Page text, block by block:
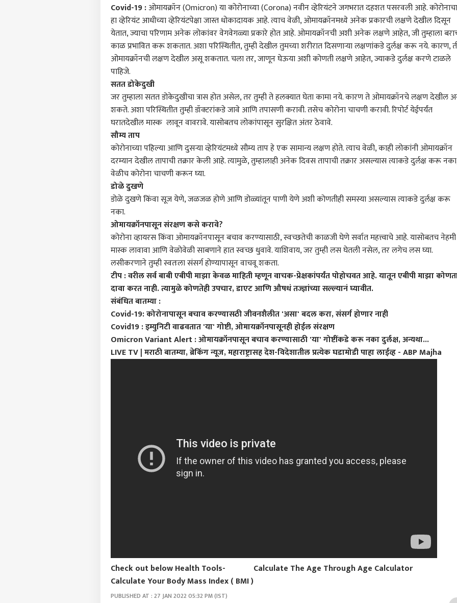
Covid-19 :ओमायक्रॉन (Omicron)या कोरोनाच्या (Corona) नवीन व्हेरियंटने जगभरात दहशत पसरवली आहे. कोरोनाचा
हा व्हेरियंट आधीच्या व्हेरियंटपेक्षा जास्त धोकादायक आहे. त्याच वेळी, ओमायक्रॉनमध्ये अनेक प्रकारची लक्षणे देखील दिसून
येतात, ज्याचा परिणाम अनेक लोकांवर वेगवेगळ्या प्रकारे होत आहे. ओमायक्रॉनची अशी अनेक लक्षणे आहेत, जी तुम्हाला
काळ प्रभावित करू शकतात. अशा परिस्थितीत, तुम्ही देखील तुमच्या शरीरात दिसणार्‍या लक्षणांकडे दुर्लक्ष करू नये. कारण,
ओमायक्रॉनची लक्षण देखील असू शकतात. चला तर, जाणून घेऊया अशी कोणती लक्षणे आहेत, ज्याकडे दुर्लक्ष करणे टाळले
पाहिजे.
सतत डोकेदुखी
जर तुम्हाला सतत डोकेदुखीचा त्रास होत असेल, तर तुम्ही ते हलक्यात घेता कामा नये. कारण तेओमायक्रॉनचे लक्षण देखील
शकते. अशा परिस्थितीत तुम्ही डॉक्टरांकडे जावे आणि तपासणी करावी. तसेच कोरोना चाचणी करावी. रिपोर्ट येईपर्यंत
घरातदेखील मास्क लावून वावरावे. यासोबतच लोकांपासून सुरक्षित अंतर ठेवावे.
सौम्य ताप
कोरोनाच्या पहिल्या आणि दुसऱ्या व्हेरियंटमध्ये सौम्य ताप हे एक सामान्य लक्षण होते. त्याच वेळी, काही लोकांनी ओमायक्रॉन
दरम्यान देखील तापाची तक्रार केली आहे. त्यामुळे, तुम्हालाही अनेक दिवस तापाची तक्रार असल्यास त्याकडे दुर्लक्ष करू
वेळीच कोरोना चाचणी करून घ्या.
डोळे दुखणे
डोळे दुखणे किंवा सूज येणे, जळजळ होणे आणि डोळ्यांतून पाणी येणे अशी कोणतीही समस्या असल्यास त्याकडे दुर्लक्ष करू
नका.
ओमायक्रॉनपासून संरक्षण कसे करावे?
कोरोना व्हायरस किंवा ओमायक्रॉनपासून बचाव करण्यासाठी, स्वच्छतेची काळजी घेणे सर्वात महत्त्वाचे आहे. यासोबतच नेहमी
मास्क लावावा आणि वेळोवेळी साबणाने हात स्वच्छ धुवावे. याशिवाय, जर तुम्ही लस घेतली नसेल, तर लगेच लस घ्या.
लसीकरणाने तुम्ही स्वतःला संसर्ग होण्यापासून वाचवू शकता.
टीप : वरील सर्व बाबी एबीपी माझा केवळ माहिती म्हणून वाचक-प्रेक्षकांपर्यंत पोहोचवत आहे. यातून एबीपी माझा
दावा करत नाही. त्यामुळे कोणतेही उपचार, डाएट आणि औषधं तज्ज्ञांच्या सल्ल्यानं घ्यावीत.
संबंधित बातम्या :
Covid-19: कोरोनापासून बचाव करण्यासठी जीवनशैलीत 'असा' बदल करा, संसर्ग होणार नाही
Covid19 : इम्युनिटी वाढवतात 'या' गोष्टी, ओमायक्रॉनपासूनही होईल संरक्षण
Omicron Variant Alert : ओमायक्रॉनपासून बचाव करण्यासाठी 'या' गोष्टींकडे करू नका दुर्लक्ष, अन्यथा...
LIVE TV | मराठी बातम्या, ब्रेकिंग न्यूज,महाराष्ट्रासह देश-विदेशातील प्रत्येक घडामोडी पाहा लाईव्ह - ABP Majha
Check out below Health Tools-
Calculate Your Body Mass Index ( BMI )
Calculate The Age Through Age Calculator
PUBLISHED AT : 27 JAN 2022 05:32 PM (IST)
आमच्यासोबत जाहिरात करा
प्रायव्हसी पॉलिसी
संपर्क साधा
करिअर
फीडबॅक
आमच्याबद्दल
पर्सनल कॉर्नर
एकनाथ शिंदे अचानक दरे
गावातून मुंबईकडे रवाना,
अमित शाहांच्या भेटीसाठी
माहिती
इथेनॉल, पेपरफुटीविरोधात
बोलणाऱ्यांची खाती बंद
करण्यासाठी सरकारचा
बदमाशी करत मोदींसमोर
गुडघे टेकवू नयेत;
केजरीवालांचा गंभीर आरोप
राहुल गांधींचा Gen Z सोबत
संपर्क साधण्याचा प्रयत्न;
इन्स्टावर 'आस्क मी एनीथिंग'
काहीही विचारू शकता
भारत
निवडणूक आयोगानं केलेली
चूक उजेडात आणली, अनिल
राजकारण
निवडणूक आयोगाने शिंदे
गटाला पक्षाचे नाव आणि चिन्ह
भारत
एकनाथ शिंदेंकडून त्या
बैठकीत सेनेच्या घटनेत बदल,
जे